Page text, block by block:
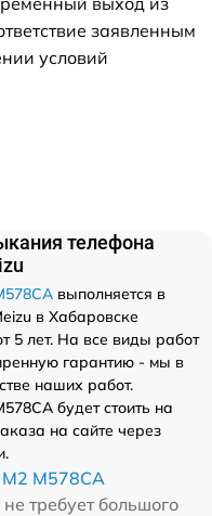
заявленным
условий
телефона
выполняется в
в Хабаровске
5 лет. На все виды работ
гарантию - мы в
наших работ.
будет стоить на
на сайте через
M578CA
требует большого